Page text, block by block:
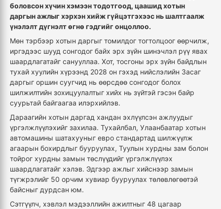
боловсон хүчин хэмээн тодотгоод, цаашид хотын
даргын ажлыг хэрхэн хийж гүйцэтгэхээс нь шалтгаалж
үнэлэлт дүгнэлт өгнө гэдгийг онцоллоо.
Мөн тэрбээр хотын даргыг томилдог тогтолцоог өөрчилж,
иргэдээс шууд сонгодог байх эрх зүйн шинэчлэл рүү явах
шаардлагатайг санууллаа. Хот, тосгоны эрх зүйн байдлын
тухай хуулийн хүрээнд 2028 он гэхэд нийслэлийн Засаг
даргыг оршин суугчид нь өөрсдөө сонгодог болох
шилжилтийн зохицуулалтыг хийх нь зүйтэй гэсэн байр
суурьтай байгаагаа илэрхийлэв.
Дараагийн хотын даргад хандан эхлүүлсэн ажлуудыг
үргэлжлүүлэхийг захилаа. Тухайлбал, Улаанбаатар хотын
автомашины шатахууныг евро стандартад шилжүүлж
агаарын бохирдлыг бууруулах, Туулын хурдны зам болон
тойрог хурдны замын төслүүдийг үргэлжлүүлэх
шаардлагатайг хэлэв. Эдгээр ажлыг хийснээр замын
түгжрэлийг 50 орчим хувиар бууруулах төлөвлөгөөтэй
байсныг дурдсан юм.
Сэтгүүлч, хэвлэл мэдээллийн ажилтныг 48 цагаар